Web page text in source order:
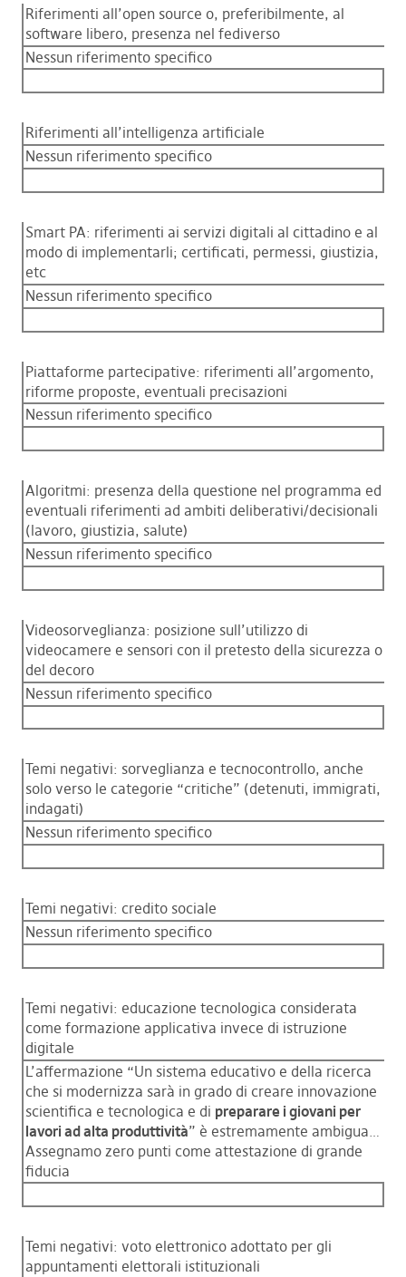
Riferimenti all’open source o, preferibilmente, al
software libero, presenza nel fediverso
Nessun riferimento specifico
Riferimenti all’intelligenza artificiale
Nessun riferimento specifico
Smart PA: riferimenti ai servizi digitali al cittadino e al
modo di implementarli; certificati, permessi, giustizia,
etc
Nessun riferimento specifico
Piattaforme partecipative: riferimenti all’argomento,
riforme proposte, eventuali precisazioni
Nessun riferimento specifico
Algoritmi: presenza della questione nel programma ed
eventuali riferimenti ad ambiti deliberativi/decisionali
(lavoro, giustizia, salute)
Nessun riferimento specifico
Videosorveglianza: posizione sull’utilizzo di
videocamere e sensori con il pretesto della sicurezza o
del decoro
Nessun riferimento specifico
Temi negativi: sorveglianza e tecnocontrollo, anche
solo verso le categorie “critiche” (detenuti, immigrati,
indagati)
Nessun riferimento specifico
Temi negativi: credito sociale
Nessun riferimento specifico
Temi negativi: educazione tecnologica considerata
come formazione applicativa invece di istruzione
digitale
L’affermazione “Un sistema educativo e della ricerca
che si modernizza sarà in grado di creare innovazione
scientifica e tecnologica e di preparare i giovani per
lavori ad alta produttività” è estremamente ambigua…
Assegnamo zero punti come attestazione di grande
fiducia
Temi negativi: voto elettronico adottato per gli
appuntamenti elettorali istituzionali